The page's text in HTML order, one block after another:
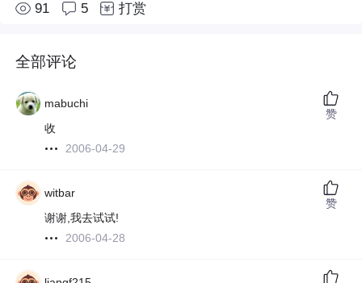
91 5 打赏
全部评论
mabuchi
收
2006-04-29
赞
witbar
谢谢,我去试试!
2006-04-28
赞